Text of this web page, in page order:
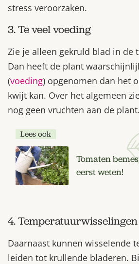
stress veroorzaken.
3. Te veel voeding
Zie je alleen gekruld blad in de
Dan heeft de plant
(voeding) opgenomen dan het
kwijt kan. Over het algemeen
nog geen vruchten aan de plant.
Lees ook
Tomaten
eerst weten!
4. Temperatuurwisselingen
Daarnaast kunnen wisselende
leiden tot krullende bladeren.